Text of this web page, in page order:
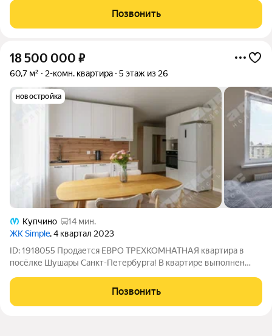
двор, вид из окна -небо над крышами, на юго-восток. Тёплый
пол в коридоре и гардеробной.
Позвонить
18 500 000 ₽
60,7 м² 2-комн. квартира 5 этаж из 26
новостройка
Купчино
14 мин.
ЖК Simple, 4 квартал 2023
ID: 1918055 Продается ЕВРО ТРЕХКОМНАТНАЯ квартира в
посёлке Шушары Санкт-Петербурга! В квартире выполнен
что обеспечивает хорошее естественное освещение и
комфорт. На кухне остаётся встроенная
Позвонить